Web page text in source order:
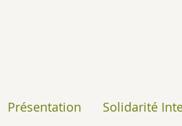
Présentation Solidarité